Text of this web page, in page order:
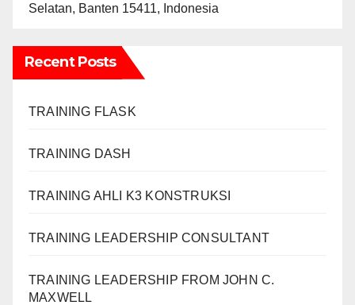
Selatan, Banten 15411, Indonesia
Recent Posts
TRAINING FLASK
TRAINING DASH
TRAINING AHLI K3 KONSTRUKSI
TRAINING LEADERSHIP CONSULTANT
TRAINING LEADERSHIP FROM JOHN C.
MAXWELL